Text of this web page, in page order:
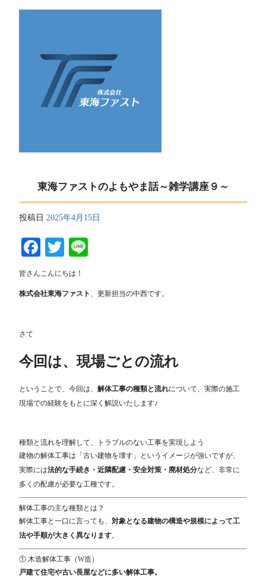
東海ファストのよもやま話～雑学講座９～
投稿日 2025年4月15日
Facebook
Twitter
皆さんこんにちは！
株式会社東海ファスト 、更新担当の中西です。
さて
今回は、現場ごとの流れ
ということで、今回は、解体工事の種類と流れについて、実際の施工
現場での経験をもとに深く解説いたします♪
種類と流れを理解して、トラブルのない工事を実現しよう
建物の解体工事は「古い建物を壊す」というイメージが強いですが、
実際には法的な手続き・近隣配慮・安全対策・廃材処分など、非常に
多くの配慮が必要な工種です。
解体工事の主な種類とは？
解体工事と一口に言っても、対象となる建物の構造や規模によって工
法や手順が大きく異なります。
① 木造解体工事（W造）
戸建て住宅や古い長屋などに多い解体工事。